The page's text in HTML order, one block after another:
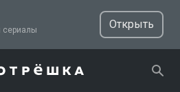
ТВ, фильмы и сериалы
Открыть